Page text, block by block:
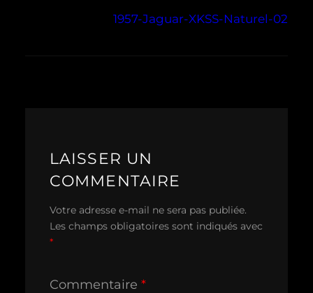
1957-Jaguar-XKSS-Naturel-02
LAISSER UN
COMMENTAIRE
Votre adresse e-mail ne sera pas publiée.
Les champs obligatoires sont indiqués avec
*
Commentaire *